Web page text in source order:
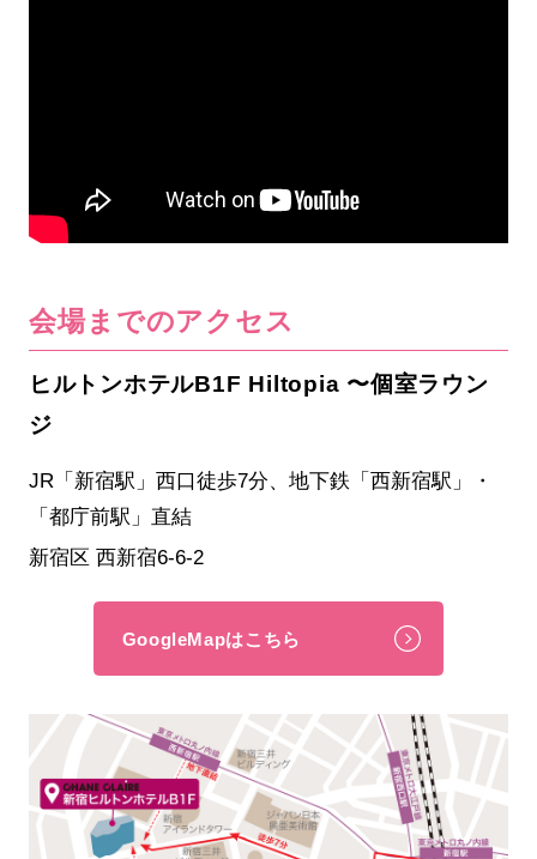
会場までのアクセス
ヒルトンホテルB1F Hiltopia 〜個室ラウン
ジ
JR「新宿駅」西口徒歩7分、地下鉄「西新宿駅」・
「都庁前駅」直結
新宿区 西新宿6-6-2
GoogleMapはこちら